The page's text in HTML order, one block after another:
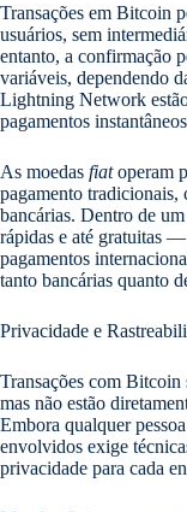
Transações em Bitcoin
usuários, sem
entanto, a confirmação
variáveis, dependendo
Lightning Network
pagamentos
As moedas fiatoperam
pagamento tradicionais,
bancárias. Dentro de um
rápidas e até gratuitas
pagamentos
tanto bancárias quanto
Privacidade e
Transações com Bitcoin
mas não estão
Embora qualquer
envolvidos exige
privacidade para cada